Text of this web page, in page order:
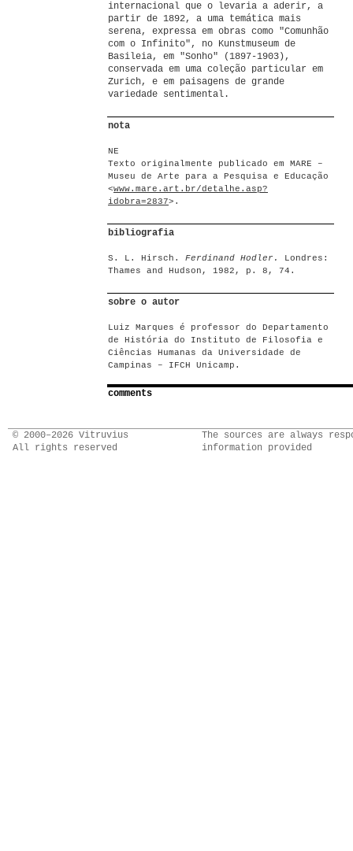
internacional que o levaria a aderir, a
partir de 1892, a uma temática mais
serena, expressa em obras como "Comunhão
com o Infinito", no Kunstmuseum de
Basileia, em "Sonho" (1897-1903),
conservada em uma coleção particular em
Zurich, e em paisagens de grande
variedade sentimental.
nota
NE
Texto originalmente publicado em MARE –
Museu de Arte para a Pesquisa e Educação
<www.mare.art.br/detalhe.asp?
idobra=2837>.
bibliografia
S. L. Hirsch. Ferdinand Hodler.
Londres:
Thames and Hudson, 1982, p. 8, 74.
sobre o autor
Luiz Marques é professor do Departamento
de História do Instituto de Filosofia e
Ciências Humanas da Universidade de
Campinas – IFCH Unicamp.
comments
© 2000–2026 Vitruvius
All rights reserved
The sources are always
information provided